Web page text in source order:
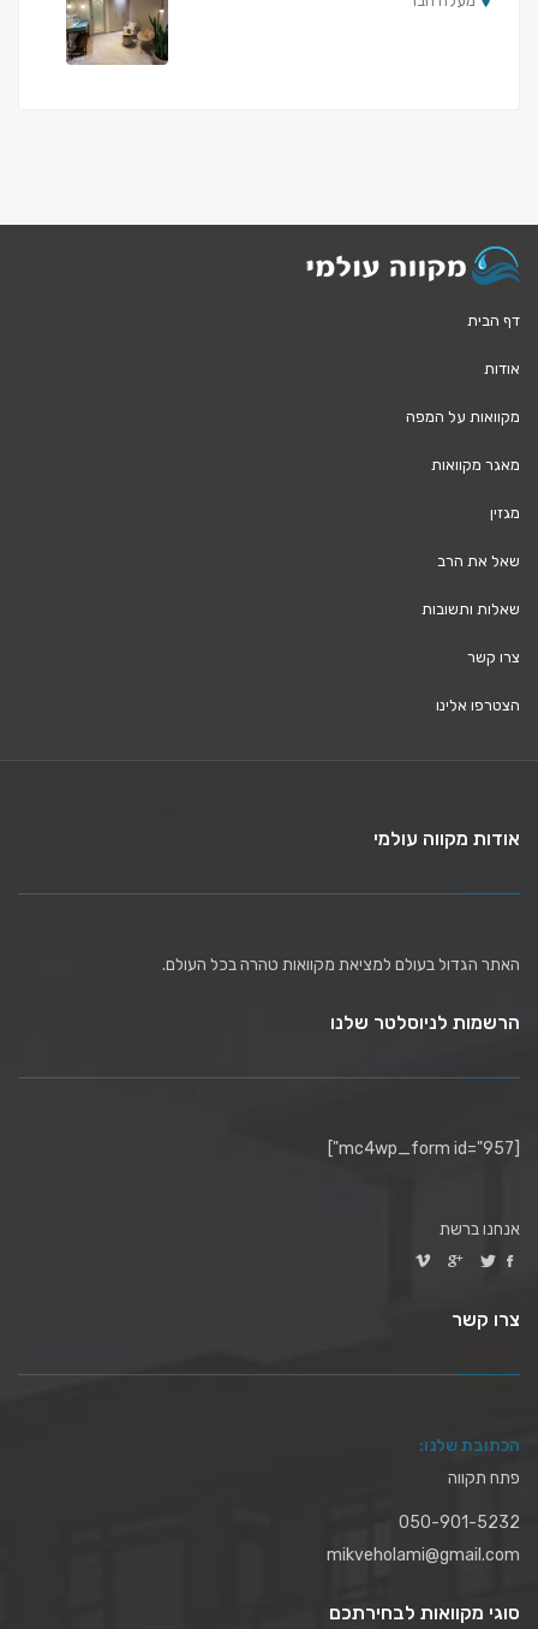
דף הבית
אודות
מקוואות על המפה
מאגר מקוואות
מגזין
שאל את הרב
שאלות ותשובות
צרו קשר
הצטרפו אלינו
אודות מקווה עולמי
האתר הגדול בעולם למציאת מקוואות טהרה בכל העולם.
הרשמות לניוסלטר שלנו
[mc4wp_form id="957"]
אנחנו ברשת
צרו קשר
הכתובת שלנו:
פתח תקווה
050-901-5232
mikveholami@gmail.com
סוגי מקוואות לבחירתכם